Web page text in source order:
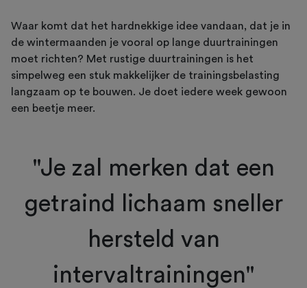
Waar komt dat het hardnekkige idee vandaan, dat je in
de wintermaanden je vooral op lange duurtrainingen
moet richten? Met rustige duurtrainingen is het
simpelweg een stuk makkelijker de trainingsbelasting
langzaam op te bouwen. Je doet iedere week gewoon
een beetje meer.
"Je zal merken dat een
getraind lichaam sneller
hersteld van
intervaltrainingen"